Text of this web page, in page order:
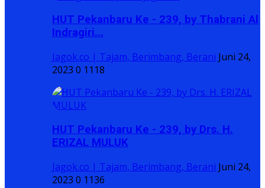
HUT Pekanbaru Ke - 239, by Thabrani Al
Indragiri...
Jagok.co | Tajam, Berimbang, Berani Juni 24,
2023 0 1118
HUT Pekanbaru Ke - 239, by Drs. H.
ERIZAL MULUK
Jagok.co | Tajam, Berimbang, Berani Juni 24,
2023 0 1136